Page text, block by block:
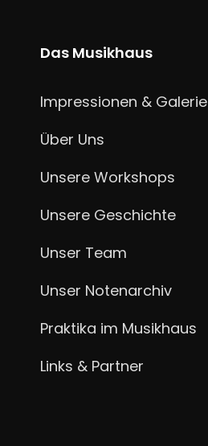
Das Musikhaus
Impressionen & Galerie
Über Uns
Unsere Workshops
Unsere Geschichte
Unser Team
Unser Notenarchiv
Praktika im Musikhaus
Links & Partner